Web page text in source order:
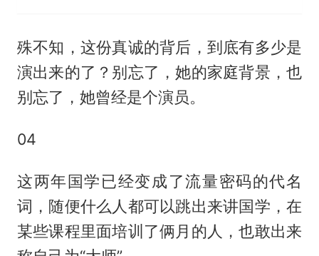
殊不知，这份真诚的背后，到底有多少是
演出来的了？别忘了，她的家庭背景，也
别忘了，她曾经是个演员。
04
这两年国学已经变成了流量密码的代名
词，随便什么人都可以跳出来讲国学，在
某些课程里面培训了俩月的人，也敢出来